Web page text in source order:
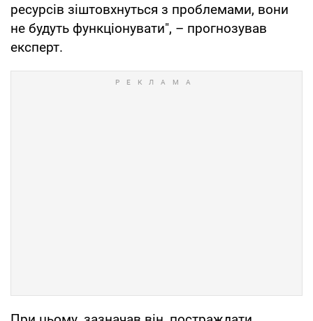
ресурсів зіштовхнуться з проблемами, вони
не будуть функціонувати", – прогнозував
експерт.